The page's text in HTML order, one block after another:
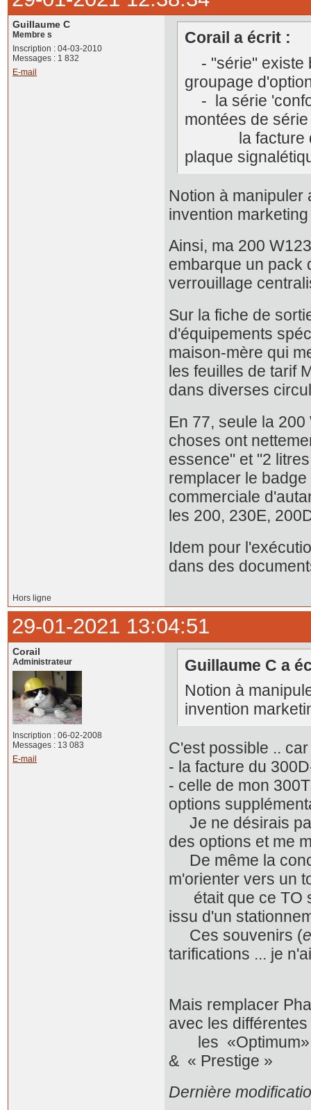
Guillaume C
Membre s
Inscription : 04-03-2010
Messages : 1 832
E-mail
Corail a écrit :
- "série" existe
groupage
- la série
montées de
la facture de
plaque
Notion à manipuler
invention
Ainsi, ma 200
embarque un pack
verrouillage
Sur la fiche de
d'équipements
maison-mère qui
les feuilles de tarif
dans diverses
En 77, seule la
choses ont
essence" et "2
remplacer le
commerciale
les 200, 230E,
Idem pour
dans des
Hors ligne
29-01-2021 13:04:51
Corail
Administrateur
Inscription : 06-02-2008
Messages : 13 083
E-mail
Guillaume C a
Notion à
invention
C'est possible .. car
- la facture du
- celle de mon
options
Je ne désirais
des options et me
De même la
m'orienter vers un
était que ce TO
issu d'un
Ces souvenirs (
tarifications ... je
Mais remplacer
avec les
les «Optimum»,
& « Prestige »
Dernière